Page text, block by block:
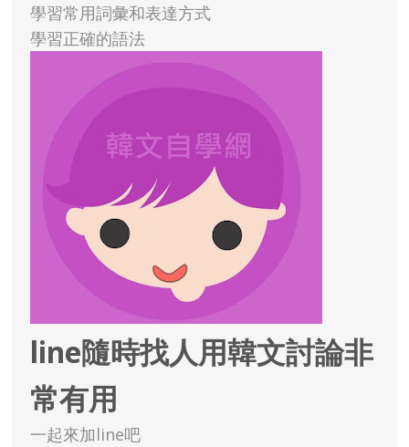
學習常用詞彙和表達方式
學習正確的語法
line隨時找人用韓文討論非
常有用
一起來加line吧